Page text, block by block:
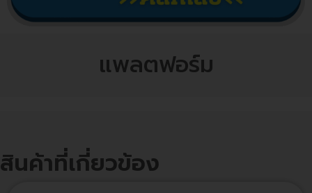
แพลตฟอร์ม
สินค้าที่เกี่ยวข้อง